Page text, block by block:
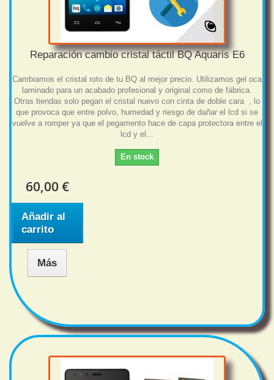
Reparación cambio cristal táctil BQ Aquaris E6
Cambiamos el cristal roto de tu BQ al mejor precio. Utilizamos gel oca
laminado para un acabado profesional y original como de fábrica.
Otras tiendas solo pegan el cristal nuevo con cinta de doble cara , lo
que provoca que entre polvo, humedad y riesgo de dañar el lcd si se
vuelve a romper ya que el pegamento hace de capa protectora entre el
lcd y el...
En stock
60,00 €
Añadir al
carrito
Más